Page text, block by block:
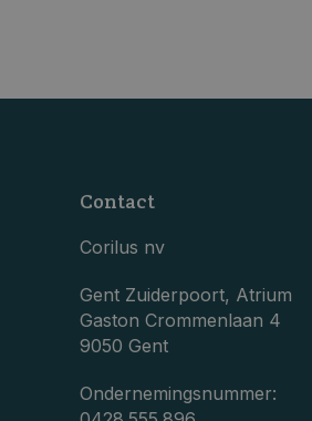
Contact
Corilus nv
Gent Zuiderpoort, Atrium
Gaston Crommenlaan 4
9050 Gent
Ondernemingsnummer: